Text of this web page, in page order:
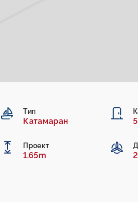
Тип
Катамаран 5
Проект
1.65m